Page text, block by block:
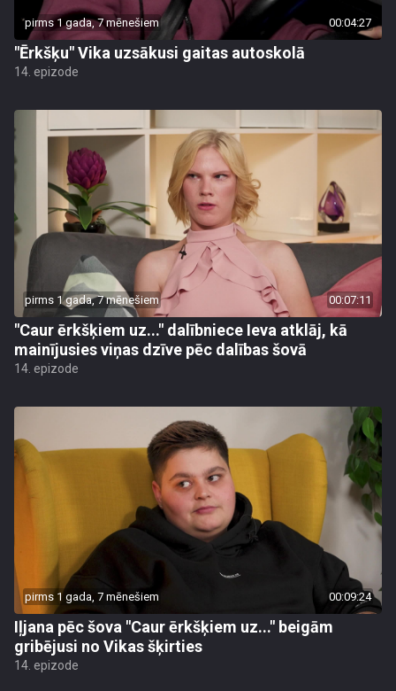
pirms 1 gada, 7 mēnešiem 00:04:27
"Ērkšķu" Vika uzsākusi gaitas autoskolā
14. epizode
pirms 1 gada, 7 mēnešiem 00:07:11
"Caur ērkšķiem uz..." dalībniece Ieva atklāj, kā
mainījusies viņas dzīve pēc dalības šovā
14. epizode
pirms 1 gada, 7 mēnešiem 00:09:24
Iļjana pēc šova "Caur ērkšķiem uz..." beigām
gribējusi no Vikas šķirties
14. epizode